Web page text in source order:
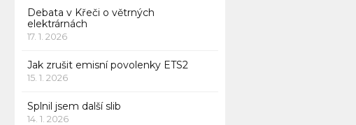
Debata v Křeči o větrných
elektrárnách
17. 1. 2026
Jak zrušit emisní povolenky ETS2
15. 1. 2026
Splnil jsem další slib
14. 1. 2026